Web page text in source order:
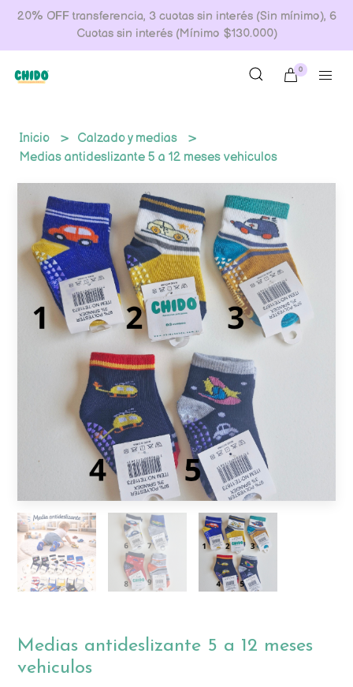
20% OFF transferencia, 3 cuotas sin interés (Sin mínimo), 6
Cuotas sin interés (Mínimo $130.000)
0
Inicio
Calzado y medias
Medias antideslizante 5 a 12 meses vehiculos
Medias antideslizante 5 a 12 meses
vehiculos